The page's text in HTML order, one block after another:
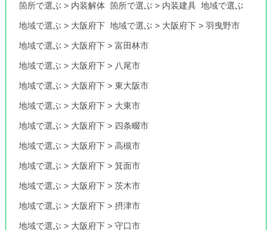
箇所で選ぶ > 内装解体 箇所で選ぶ > 内装建具 地域で選ぶ
地域で選ぶ > 大阪府下 地域で選ぶ > 大阪府下 >羽曳野市
地域で選ぶ > 大阪府下 >富田林市
地域で選ぶ > 大阪府下 > 八尾市
地域で選ぶ > 大阪府下 >東大阪市
地域で選ぶ > 大阪府下 > 大東市
地域で選ぶ > 大阪府下 > 四条畷市
地域で選ぶ > 大阪府下 >高槻市
地域で選ぶ > 大阪府下 >箕面市
地域で選ぶ > 大阪府下 >茨木市
地域で選ぶ > 大阪府下 >摂津市
地域で選ぶ > 大阪府下 >守口市